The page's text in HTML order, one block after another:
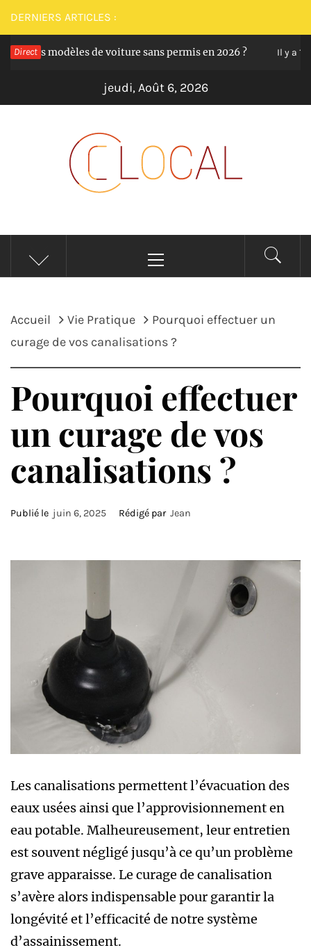
Passer
au
contenu
DERNIERS ARTICLES :
Directmodèles de voiture sans permis en 2026 ? Il y a 12
jeudi, Août 6, 2026
CLOCAL
De la proximité dans vos services
principal
Accueil Vie Pratique
Pourquoi effectuer un
curage de vos canalisations ?
Pourquoi effectuer
un curage de vos
canalisations ?
Publié le juin 6, 2025 Rédigé par Jean
Les canalisations permettent l’évacuation des
eaux usées ainsi que l’approvisionnement en
eau potable. Malheureusement, leur entretien
est souvent négligé jusqu’à ce qu’un problème
grave apparaisse. Le curage de canalisation
s’avère alors indispensable pour garantir la
longévité et l’efficacité de notre système
d’assainissement.